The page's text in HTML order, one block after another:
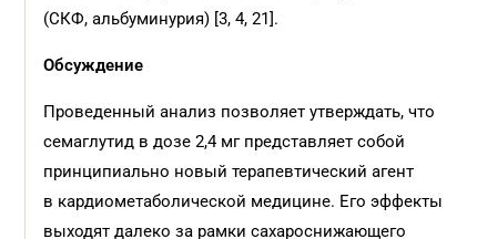
(СКФ, альбуминурия) [3, 4, 21].
Обсуждение
Проведенный анализ позволяет утверждать, что
семаглутид в дозе 2,4 мг представляет собой
принципиально новый терапевтический агент
в кардиометаболической медицине. Его эффекты
выходят далеко за рамки сахароснижающего